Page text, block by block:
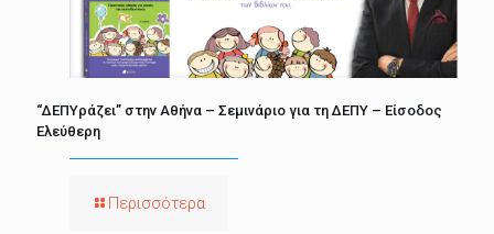
“ΔΕΠΥράζει” στην Αθήνα – Σεμινάριο για τη ΔΕΠΥ – Είσοδος
Ελεύθερη
Περισσότερα